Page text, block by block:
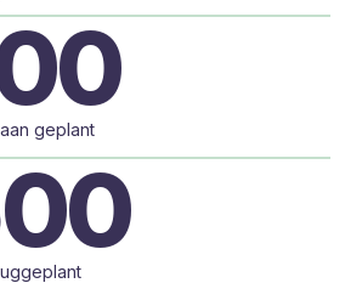
geplant